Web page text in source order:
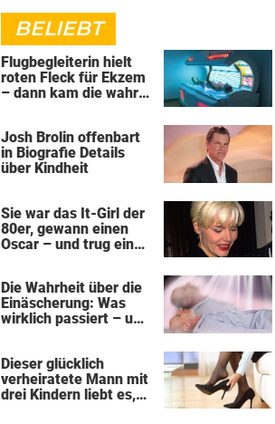
BELIEBT
Flugbegleiterin hielt
roten Fleck für Ekzem
– dann kam die wahre
Josh Brolin offenbart
in Biografie Details
über Kindheit
Sie war das It-Girl der
80er, gewann einen
Oscar – und trug ein
sich
Die Wahrheit über die
Einäscherung: Was
wirklich passiert – und
Dieser glücklich
verheiratete Mann mit
drei Kindern liebt es,